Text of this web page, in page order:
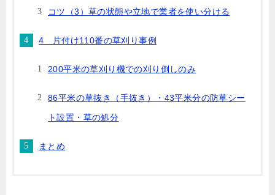
コツ（3）草の状態や立地で業者を使い分ける
4 片付け110番の草刈り事例
200平米の草刈り機での刈り倒しのみ
86平米の草抜き（手抜き）・43平米分の防草シー
ト設置・草の処分
まとめ